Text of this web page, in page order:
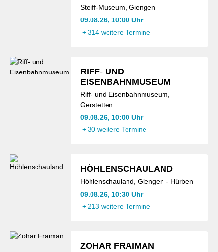
Steiff-Museum, Giengen
09.08.26, 10:00 Uhr
+ 314 weitere Termine
RIFF- UND
EISENBAHNMUSEUM
Riff- und Eisenbahnmuseum,
Gerstetten
09.08.26, 10:00 Uhr
+ 30 weitere Termine
HÖHLENSCHAULAND
Höhlenschauland, Giengen - Hürben
09.08.26, 10:30 Uhr
+ 213 weitere Termine
ZOHAR FRAIMAN